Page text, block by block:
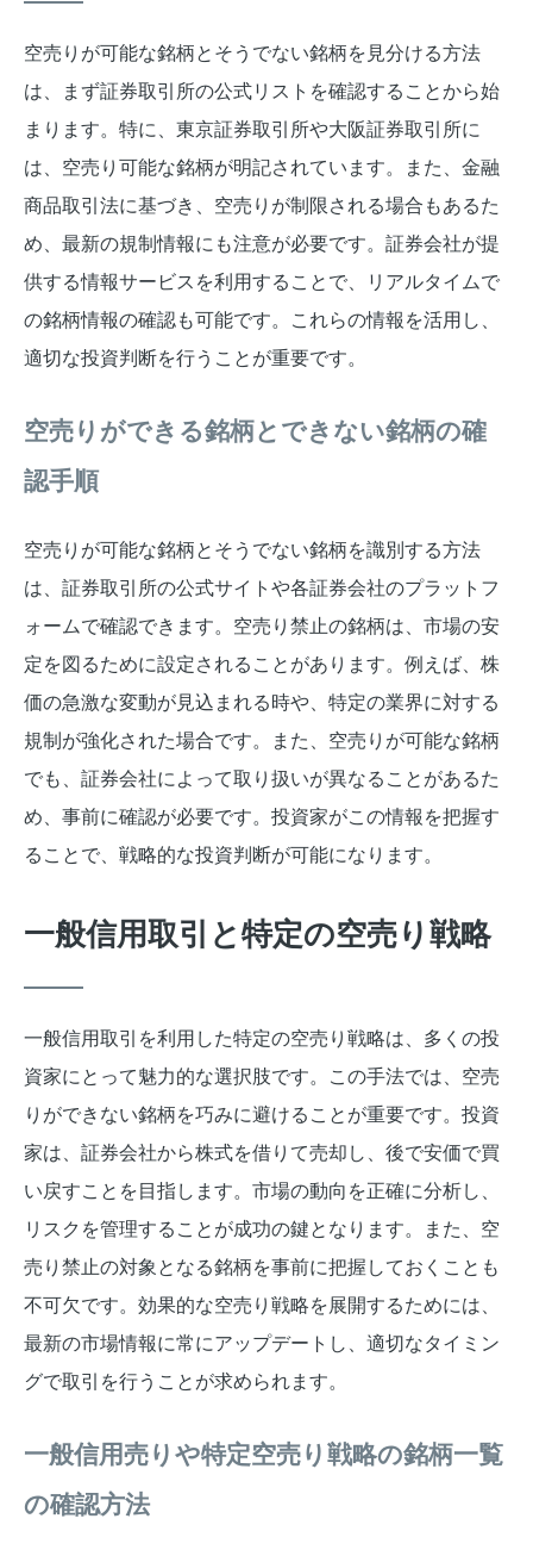
空売りが可能な銘柄とそうでない銘柄を見分ける方法
は、まず証券取引所の公式リストを確認することから始
まります。特に、東京証券取引所や大阪証券取引所に
は、空売り可能な銘柄が明記されています。また、金融
商品取引法に基づき、空売りが制限される場合もあるた
め、最新の規制情報にも注意が必要です。証券会社が提
供する情報サービスを利用することで、リアルタイムで
の銘柄情報の確認も可能です。これらの情報を活用し、
適切な投資判断を行うことが重要です。
空売りができる銘柄とできない銘柄の確
認手順
空売りが可能な銘柄とそうでない銘柄を識別する方法
は、証券取引所の公式サイトや各証券会社のプラットフ
ォームで確認できます。空売り禁止の銘柄は、市場の安
定を図るために設定されることがあります。例えば、株
価の急激な変動が見込まれる時や、特定の業界に対する
規制が強化された場合です。また、空売りが可能な銘柄
でも、証券会社によって取り扱いが異なることがあるた
め、事前に確認が必要です。投資家がこの情報を把握す
ることで、戦略的な投資判断が可能になります。
一般信用取引と特定の空売り戦略
一般信用取引を利用した特定の空売り戦略は、多くの投
資家にとって魅力的な選択肢です。この手法では、空売
りができない銘柄を巧みに避けることが重要です。投資
家は、証券会社から株式を借りて売却し、後で安価で買
い戻すことを目指します。市場の動向を正確に分析し、
リスクを管理することが成功の鍵となります。また、空
売り禁止の対象となる銘柄を事前に把握しておくことも
不可欠です。効果的な空売り戦略を展開するためには、
最新の市場情報に常にアップデートし、適切なタイミン
グで取引を行うことが求められます。
一般信用売りや特定空売り戦略の銘柄一覧
の確認方法